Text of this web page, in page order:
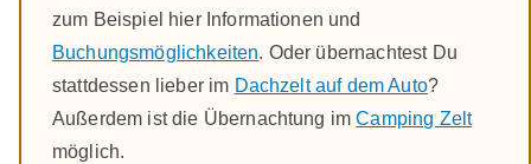
zum Beispiel hier Informationen und
Buchungsmöglichkeiten. Oder übernachtest Du
stattdessen lieber im Dachzelt auf dem Auto?
Außerdem ist die Übernachtung imCamping Zelt
möglich.